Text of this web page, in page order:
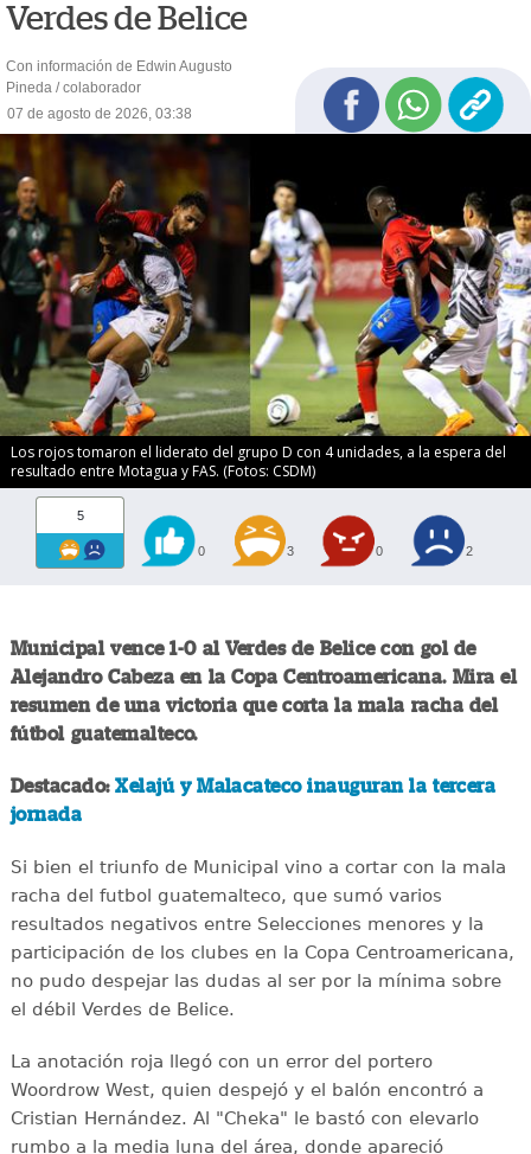
Verdes de Belice
Con información de Edwin Augusto
Pineda / colaborador
07 de agosto de 2026, 03:38
Los rojos tomaron el liderato del grupo D con 4 unidades, a la espera del
resultado entre Motagua y FAS. (Fotos: CSDM)
5
0 3 0 2
Municipal vence 1-0 al Verdes de Belice con gol de
Alejandro Cabeza en la Copa Centroamericana. Mira el
resumen de una victoria que corta la mala racha del
fútbol guatemalteco.
Destacado:Xelajú y Malacateco inauguran la tercera
jornada
Si bien el triunfo de Municipal vino a cortar con la mala
racha del futbol guatemalteco, que sumó varios
resultados negativos entre Selecciones menores y la
participación de los clubes en la Copa Centroamericana,
no pudo despejar las dudas al ser por la mínima sobre
el débil Verdes de Belice.
La anotación roja llegó con un error del portero
Woordrow West, quien despejó y el balón encontró a
Cristian Hernández. Al "Cheka" le bastó con elevarlo
rumbo a la media luna del área, donde apareció